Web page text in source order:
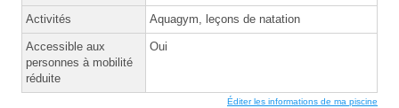
Activités Aquagym, leçons de natation
Accessible aux
personnes à mobilité
réduite
Oui
Éditer les informations de ma piscine